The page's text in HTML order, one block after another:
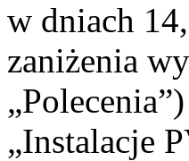
w dniach
zaniżenia
„Instalacje